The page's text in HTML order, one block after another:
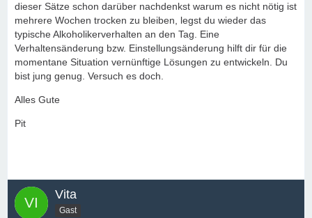
dieser Sätze schon darüber nachdenkst warum es nicht nötig ist
mehrere Wochen trocken zu bleiben, legst du wieder das
typische Alkoholikerverhalten an den Tag. Eine
Verhaltensänderung bzw. Einstellungsänderung hilft dir für die
momentane Situation vernünftige Lösungen zu entwickeln. Du
bist jung genug. Versuch es doch.
Alles Gute
Pit
Vita
Gast